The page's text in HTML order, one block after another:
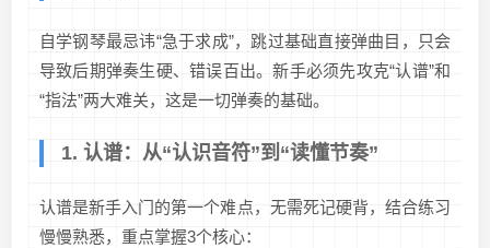
自学钢琴最忌讳“急于求成”，跳过基础直接弹曲目，只会
导致后期弹奏生硬、错误百出。新手必须先攻克“认谱”和
“指法”两大难关，这是一切弹奏的基础。
1. 认谱：从“认识音符”到“读懂节奏”
认谱是新手入门的第一个难点，无需死记硬背，结合练习
慢慢熟悉，重点掌握3个核心：